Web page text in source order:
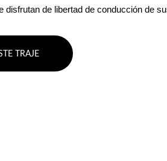
disfrutan de libertad de conducción de
TRAJE